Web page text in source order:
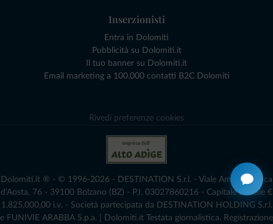
Inserzionisti
Entra in Dolomiti
Pubblicità su Dolomiti.it
Il tuo banner su Dolomiti.it
Email marketing a 100.000 contatti B2C Dolomiti
Rivedi preferenze cookies
Dolomiti.it ® - © 1996-2026 - DESTINATION S.r.l. - Viale Amedeo Duca
d'Aosta, 76 - 39100 Bolzano (BZ) - P.I. 03027860216 - Capitale Sociale €
1.825.000,00 i.v. - Società partecipata da DESTINATION HOLDING S.r.l.
e FUNIVIE ARABBA S.p.a. | Dolomiti.it Testata giornalistica. Registrazione